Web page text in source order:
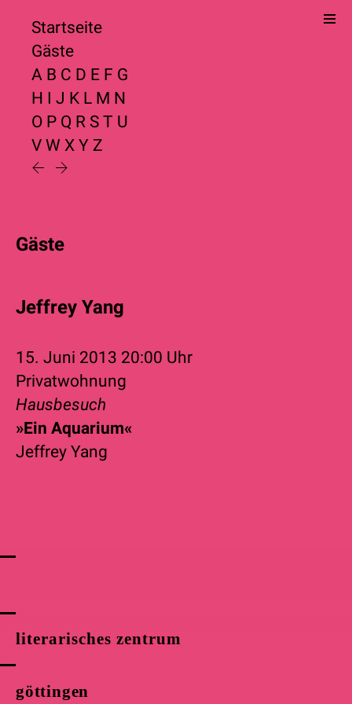
literarisches zentrum
göttingen
Startseite
Gäste
A B C D E F G
H I J K L M N
O P Q R S T U
V W X Y Z
Gäste
Jeffrey Yang
15. Juni 2013 20:00 Uhr
Privatwohnung
Hausbesuch
»Ein Aquarium«
Jeffrey Yang